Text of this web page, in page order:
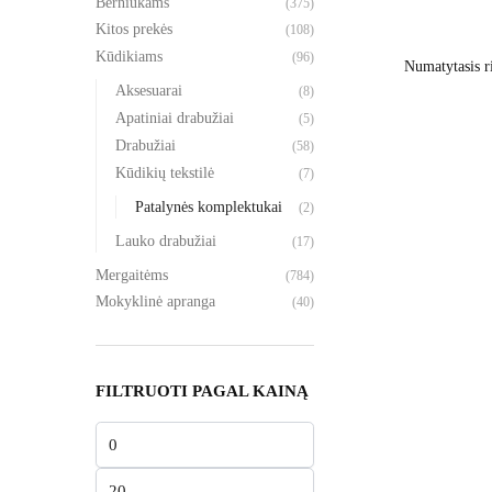
(375)
Kitos prekės (108)
Kūdikiams (96)
Aksesuarai (8)
Apatiniai drabužiai (5)
Drabužiai (58)
Kūdikių tekstilė (7)
Patalynės komplektukai (2)
Lauko drabužiai (17)
Mergaitėms (784)
Mokyklinė apranga (40)
FILTRUOTI PAGAL KAINĄ
Min
kaina